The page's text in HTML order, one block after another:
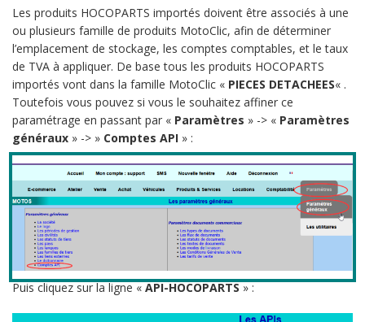
Les produits HOCOPARTS importés doivent être associés à une
ou plusieurs famille de produits MotoClic, afin de déterminer
l’emplacement de stockage, les comptes comptables, et le taux
de TVA à appliquer. De base tous les produits HOCOPARTS
importés vont dans la famille MotoClic « PIECES DETACHEES« .
Toutefois vous pouvez si vous le souhaitez affiner ce
paramétrage en passant par « Paramètres » -> « Paramètres
généraux » -> » Comptes API » :
Puis cliquez sur la ligne «API-HOCOPARTS» :